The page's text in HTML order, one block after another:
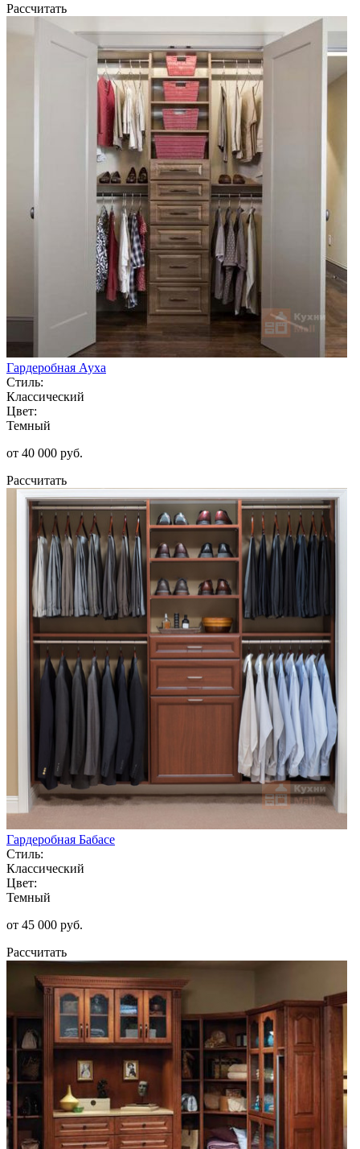
Рассчитать
Гардеробная Ауха
Стиль:
Классический
Цвет:
Темный
от 40 000 руб.
Рассчитать
Гардеробная Бабасе
Стиль:
Классический
Цвет:
Темный
от 45 000 руб.
Рассчитать